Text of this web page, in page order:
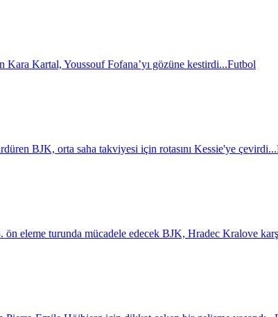
Kara Kartal, Youssouf Fofana’yı gözüne kestirdi...Futbol
BJK, orta saha takviyesi için rotasını Kessie'ye çevirdi...
eleme turunda mücadele edecek BJK, Hradec Kralove